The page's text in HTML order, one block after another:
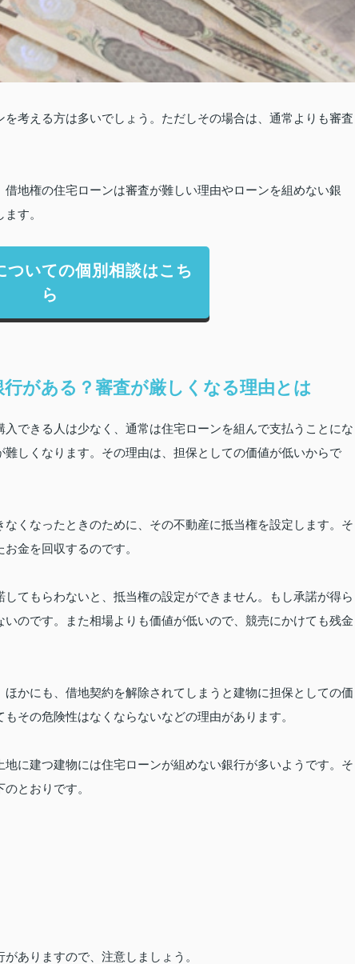
考える方は多いでしょう。ただしその場合は、通常よりも審査
地権の住宅ローンは審査が難しい理由やローンを組めない銀
す。
ついての個別相談はこち
ら
がある？審査が厳しくなる理由とは
できる人は少なく、通常は住宅ローンを組んで支払うことにな
しくなります。その理由は、担保としての価値が低いからで
くなったときのために、その不動産に抵当権を設定します。そ
金を回収するのです。
てもらわないと、抵当権の設定ができません。もし承諾が得ら
のです。また相場よりも価値が低いので、競売にかけても残金
かにも、借地契約を解除されてしまうと建物に担保としての価
その危険性はなくならないなどの理由があります。
に建つ建物には住宅ローンが組めない銀行が多いようです。そ
とおりです。
ありますので、注意しましょう。